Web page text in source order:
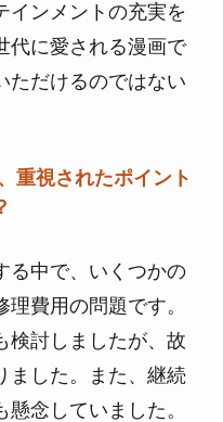
インメントの充実を
代に愛される漫画で
ただけるのではない
重視されたポイント
る中で、いくつかの
費用の問題です。
検討しましたが、故
ました。また、継続
念していました。